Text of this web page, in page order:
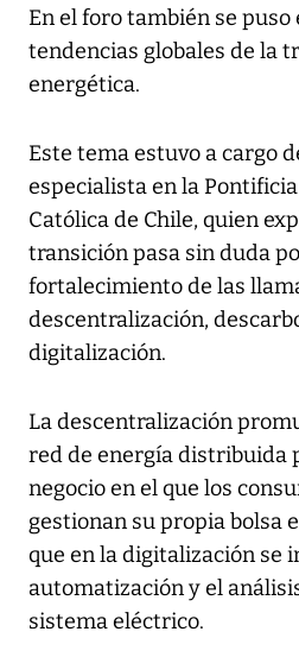
En el foro también se puso
tendencias globales de la
energética.
Este tema estuvo a cargo
especialista en la
Católica de Chile, quien
transición pasa sin duda
fortalecimiento de las
descentralización,
digitalización.
La descentralización
red de energía distribuida
negocio en el que los
gestionan su propia bolsa
que en la digitalización se
automatización y el
sistema eléctrico.